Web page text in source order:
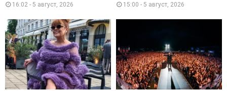
16:02 - 5 август, 2026 15:00 - 5 август, 2026